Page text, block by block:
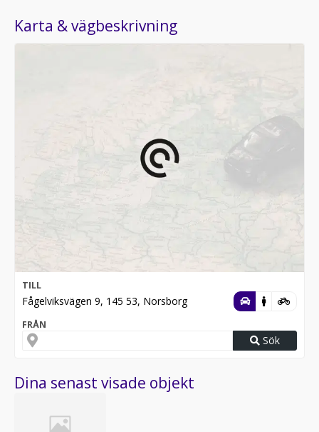
Karta & vägbeskrivning
TILL
Fågelviksvägen 9, 145 53, Norsborg
FRÅN
Sök
Dina senast visade objekt